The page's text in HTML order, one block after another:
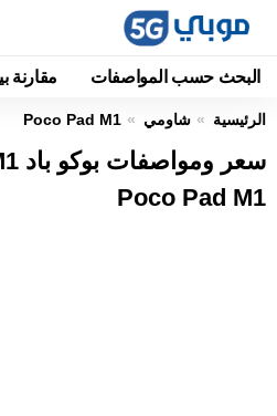
البحث حسب المواصفات مقارنة
الرئيسية شاومي Poco Pad M1
Poco Pad M1